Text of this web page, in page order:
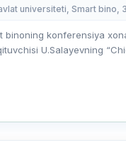
universiteti, Smart
konferensiya
U.Salayevning